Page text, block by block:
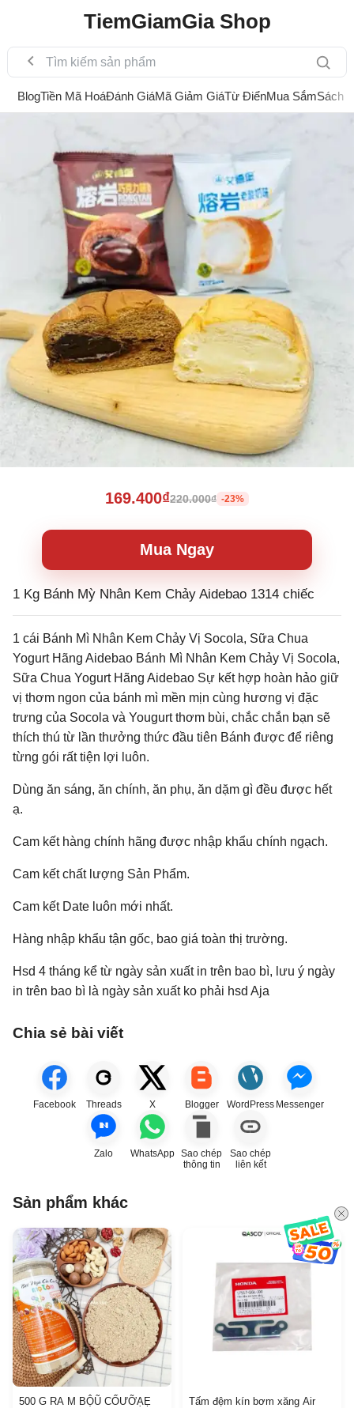
TiemGiamGia Shop
BlogTiền Mã HoáĐánh GiáMã Giảm GiáTừ ĐiểnMua SắmSách
169.400₫220.000₫ -23%
Mua Ngay
1 Kg Bánh Mỳ Nhân Kem Chảy Aidebao 1314 chiếc
1 cái Bánh Mì Nhân Kem Chảy Vị Socola, Sữa Chua
Yogurt Hãng Aidebao Bánh Mì Nhân Kem Chảy Vị Socola,
Sữa Chua Yogurt Hãng Aidebao Sự kết hợp hoàn hảo giữ
vị thơm ngon của bánh mì mền mịn cùng hương vị đặc
trưng của Socola và Yougurt thơm bùi, chắc chắn bạn sẽ
thích thú từ lần thưởng thức đầu tiên Bánh được để riêng
từng gói rất tiện lợi luôn.
Dùng ăn sáng, ăn chính, ăn phụ, ăn dặm gì đều được hết
ạ.
Cam kết hàng chính hãng được nhập khẩu chính ngạch.
Cam kết chất lượng Sản Phẩm.
Cam kết Date luôn mới nhất.
Hàng nhập khẩu tận gốc, bao giá toàn thị trường.
Hsd 4 tháng kể từ ngày sản xuất in trên bao bì, lưu ý ngày
in trên bao bì là ngày sản xuất ko phải hsd Aja
Chia sẻ bài viết
Facebook Threads X Blogger WordPress Messenger
Zalo WhatsApp Sao chép
thông tin
Sao chép
liên kết
Sản phẩm khác
500 G RA M BỘŨ CỐƯỠẠẸ
Tấm đệm kín bơm xăng Air